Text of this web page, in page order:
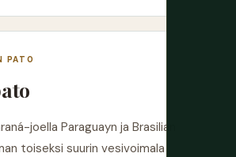
PATO
joella Paraguayn ja Brasilian
toiseksi suurin vesivoimala